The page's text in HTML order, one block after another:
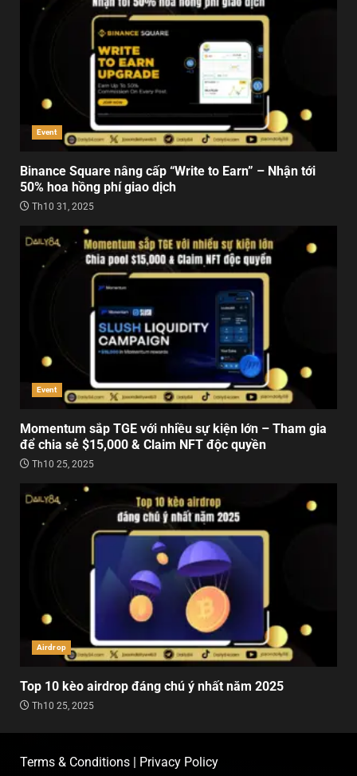
Event
Binance Square nâng cấp “Write to Earn” – Nhận tới
50% hoa hồng phí giao dịch
Th10 31, 2025
Event
Momentum sắp TGE với nhiều sự kiện lớn – Tham gia
để chia sẻ $15,000 & Claim NFT độc quyền
Th10 25, 2025
Airdrop
Top 10 kèo airdrop đáng chú ý nhất năm 2025
Th10 25, 2025
Terms & Conditions | Privacy Policy